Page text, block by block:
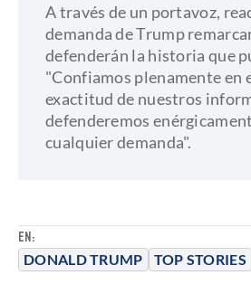
EN:
DONALD TRUMP TOP STORIES
A través de un portavoz,
demanda de Trump
defenderán la historia que
"Confiamos plenamente en
exactitud de nuestros
defenderemos
cualquier demanda".